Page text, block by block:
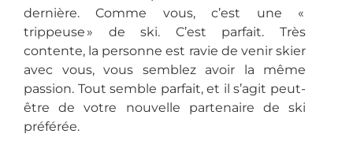
dernière. Comme vous, c’est une «
trippeuse » de ski. C’est parfait. Très
contente, la personne est ravie de venir skier
avec vous, vous semblez avoir la même
passion. Tout semble parfait, et il s’agit peut-
être de votre nouvelle partenaire de ski
préférée.